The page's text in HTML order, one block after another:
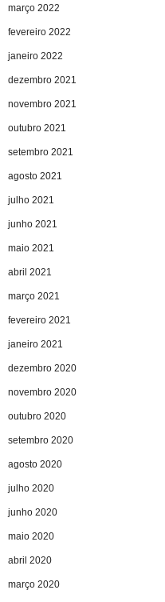
março 2022
fevereiro 2022
janeiro 2022
dezembro 2021
novembro 2021
outubro 2021
setembro 2021
agosto 2021
julho 2021
junho 2021
maio 2021
abril 2021
março 2021
fevereiro 2021
janeiro 2021
dezembro 2020
novembro 2020
outubro 2020
setembro 2020
agosto 2020
julho 2020
junho 2020
maio 2020
abril 2020
março 2020